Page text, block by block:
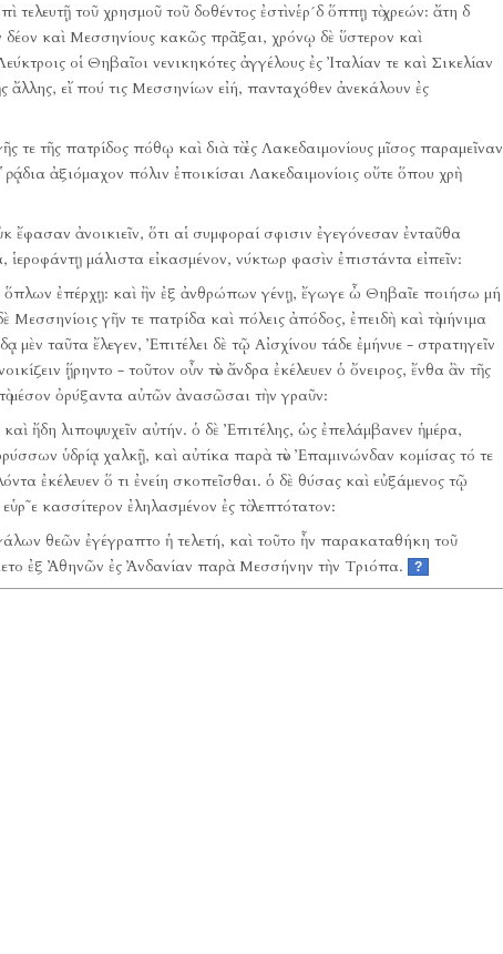
τοῦ χρησμοῦ τοῦ δοθέντος ἐστὶνἑρ´δ ὅππῃ τὸ χρεών: ἄτη δ
δέον καὶ Μεσσηνίους κακῶς πρᾶξαι, χρόνῳ δὲ ὕστερον καὶ
οἱ Θηβαῖοι νενικηκότες ἀγγέλους ἐς Ἰταλίαν τε καὶ Σικελίαν
ἄλλης, εἴ πού τις Μεσσηνίων εἰή, πανταχόθεν ἀνεκάλουν ἐς
τε τῆς πατρίδος πόθῳ καὶ διὰ τὸ ἐς Λακεδαιμονίους μῖσος παραμεῖναν
ἀξιόμαχον πόλιν ἐποικίσαι Λακεδαιμονίοις οὔτε ὅπου χρὴ
ἔφασαν ἀνοικιεῖν, ὅτι αἱ συμφοραί σφισιν ἐγεγόνεσαν ἐνταῦθα
μάλιστα εἰκασμένον, νύκτωρ φασὶν ἐπιστάντα εἰπεῖν:
ὅπλων ἐπέρχῃ: καὶ ἢν ἐξ ἀνθρώπων γένῃ, ἔγωγε ὦ Θηβαῖε ποιήσω μή
Μεσσηνίοις γῆν τε πατρίδα καὶ πόλεις ἀπόδος, ἐπειδὴ καὶ τὸ μήνιμα
μὲν ταῦτα ἔλεγεν, Ἐπιτέλει δὲ τῷ Αἰσχίνου τάδε ἐμήνυε - στρατηγεῖν
ᾕρηντο - τοῦτον οὖν τὸν ἄνδρα ἐκέλευεν ὁ ὄνειρος, ἔνθα ἂν τῆς
μέσον ὀρύξαντα αὐτῶν ἀνασῶσαι τὴν γραῦν:
ἤδη λιποψυχεῖν αὐτήν. ὁ δὲ Ἐπιτέλης, ὡς ἐπελάμβανεν ἡμέρα,
ὑδρίᾳ χαλκῇ, καὶ αὐτίκα παρὰ τὸν Ἐπαμινώνδαν κομίσας τό τε
ἐκέλευεν ὅ τι ἐνείη σκοπεῖσθαι. ὁ δὲ θύσας καὶ εὐξάμενος τῷ
κασσίτερον ἐληλασμένον ἐς τὸ λεπτότατον:
θεῶν ἐγέγραπτο ἡ τελετή, καὶ τοῦτο ἦν παρακαταθήκη τοῦ
ἐξ Ἀθηνῶν ἐς Ἀνδανίαν παρὰ Μεσσήνην τὴν Τριόπα. ?